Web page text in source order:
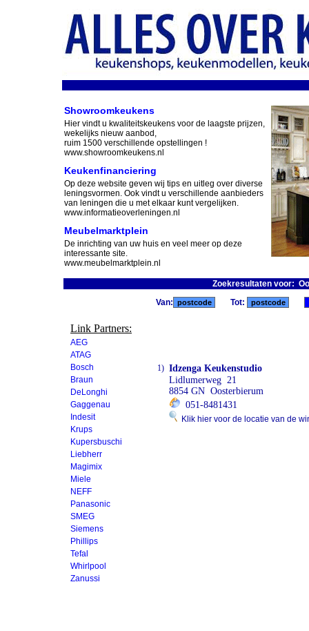
Showroomkeukens
Hier vindt u kwaliteitskeukens voor de laagste prijzen,
wekelijks nieuw aanbod,
ruim 1500 verschillende opstellingen !
www.showroomkeukens.nl
Keukenfinanciering
Op deze website geven wij tips en uitleg over diverse
leningsvormen. Ook vindt u verschillende aanbieders
van leningen die u met elkaar kunt vergelijken.
www.informatieoverleningen.nl
Meubelmarktplein
De inrichting van uw huis en veel meer op deze
interessante site.
www.meubelmarktplein.nl
Zoekresultaten voor:
Link Partners:
AEG
ATAG
Bosch
Braun
DeLonghi
Gaggenau
Indesit
Krups
Kupersbuschi
Liebherr
Magimix
Miele
NEFF
Panasonic
SMEG
Siemens
Phillips
Tefal
Whirlpool
Zanussi
Van: Tot:
1) Idzenga Keukenstudio
Lidlumerweg 21
8854 GN Oosterbierum
051-8481431
Klik hier voor de locatie van de